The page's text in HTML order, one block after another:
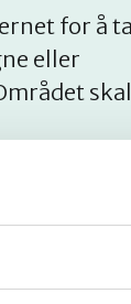
for å
eller